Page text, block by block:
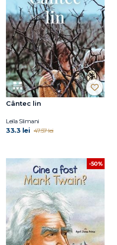
Cântec lin
Leïla Slimani
33.3 lei 47.57 lei
-50%